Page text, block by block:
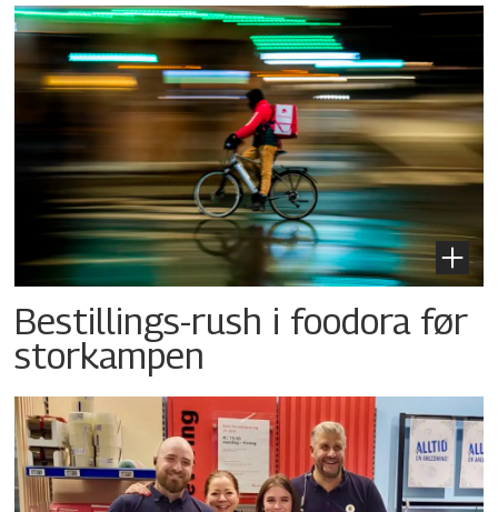
Bestillings-rush i foodora før
storkampen